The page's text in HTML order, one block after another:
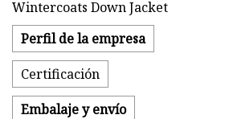
Perfil de la empresa
Certificación
Embalaje y envío